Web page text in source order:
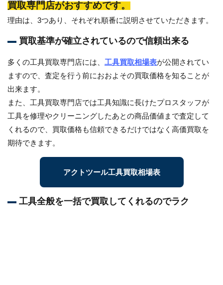
買取専門店がおすすめです。
理由は、3つあり、それぞれ順番に説明させていただきます。
買取基準が確立されているので信頼出来る
多くの工具買取専門店には、 工具買取相場表が公開されてい
ますので、査定を行う前におおよその買取価格を知ることが
出来ます。
また、工具買取専門店では工具知識に長けたプロスタッフが
工具を修理やクリーニングしたあとの商品価値まで査定して
くれるので、買取価格も信頼できるだけではなく高価買取を
期待できます。
アクトツール工具買取相場表
工具全般を一括で買取してくれるのでラク